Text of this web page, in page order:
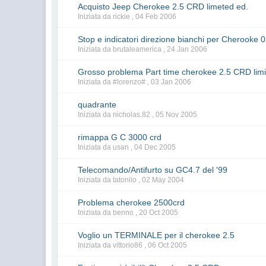
Acquisto Jeep Cherokee 2.5 CRD limeted ed.
Iniziata da rickie ,04 Feb 2006
Stop e indicatori direzione bianchi per Cherooke
Iniziata da brutaleamerica ,24 Jan 2006
Grosso problema Part time cherokee 2.5 CRD
Iniziata da #lorenzo# ,03 Jan 2006
quadrante
Iniziata da nicholas.82 ,05 Nov 2005
rimappa G C 3000 crd
Iniziata da usan ,04 Dec 2005
Telecomando/Antifurto su GC4.7 del '99
Iniziata da tatonilo ,02 May 2004
Problema cherokee 2500crd
Iniziata da benno ,20 Oct 2005
Voglio un TERMINALE per il cherokee 2.5
Iniziata da vittorio86 ,06 Oct 2005